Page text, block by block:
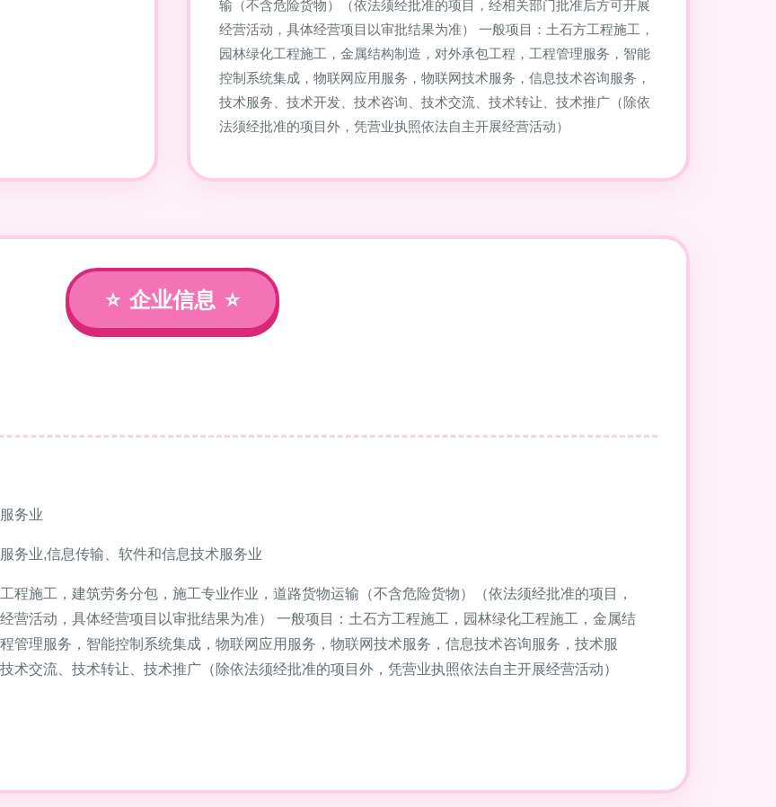
输（不含危险货物）（依法须经批准的项目，经相关部门批准后方可开展
经营活动，具体经营项目以审批结果为准） 一般项目：土石方工程施工，
园林绿化工程施工，金属结构制造，对外承包工程，工程管理服务，智能
控制系统集成，物联网应用服务，物联网技术服务，信息技术咨询服务，
技术服务、技术开发、技术咨询、技术交流、技术转让、技术推广（除依
法须经批准的项目外，凭营业执照依法自主开展经营活动）
企业信息
务业
务业,信息传输、软件和信息技术服务业
程施工，建筑劳务分包，施工专业作业，道路货物运输（不含危险货物）（依法须经批准的项目，
营活动，具体经营项目以审批结果为准） 一般项目：土石方工程施工，园林绿化工程施工，金属结
管理服务，智能控制系统集成，物联网应用服务，物联网技术服务，信息技术咨询服务，技术服
术交流、技术转让、技术推广（除依法须经批准的项目外，凭营业执照依法自主开展经营活动）